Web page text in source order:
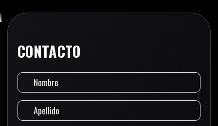
CONTACTO